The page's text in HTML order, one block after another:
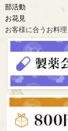
部活動
お花見
お客様に合うお料理